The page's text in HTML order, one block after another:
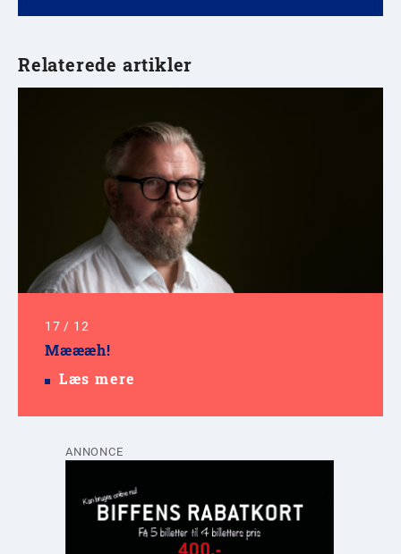
Relaterede artikler
17 / 12
Mæææh!
Læs mere
ANNONCE